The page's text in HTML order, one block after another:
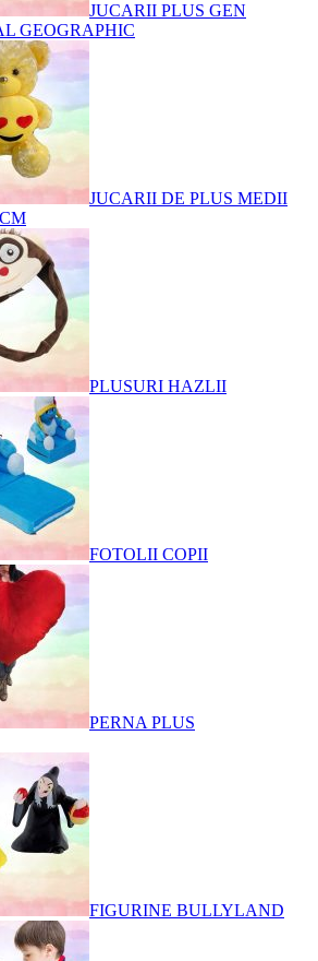
JUCARII PLUS GEN
GEOGRAPHIC
JUCARII DE PLUS MEDII
PLUSURI HAZLII
FOTOLII COPII
PERNA PLUS
FIGURINE BULLYLAND